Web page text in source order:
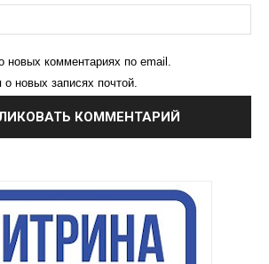
новых комментариях по email.
новых записях почтой.